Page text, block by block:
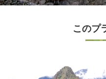
このプ